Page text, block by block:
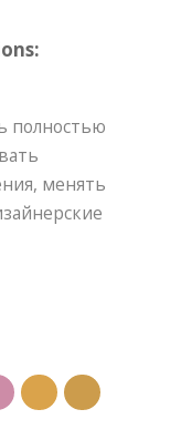
полностью
менять